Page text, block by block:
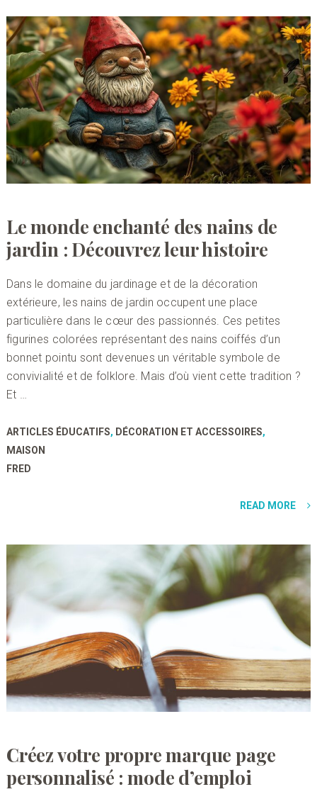
Le monde enchanté des nains de
jardin : Découvrez leur histoire
Dans le domaine du jardinage et de la décoration
extérieure, les nains de jardin occupent une place
particulière dans le cœur des passionnés. Ces petites
figurines colorées représentant des nains coiffés d’un
bonnet pointu sont devenues un véritable symbole de
convivialité et de folklore. Mais d’où vient cette tradition ?
Et …
ARTICLES ÉDUCATIFS, DÉCORATION ET ACCESSOIRES,
MAISON
FRED
READ MORE
Créez votre propre marque page
personnalisé : mode d’emploi